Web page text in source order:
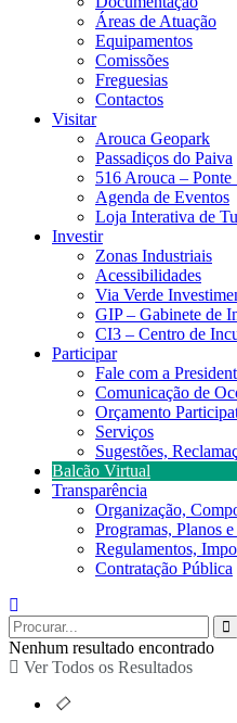
Áreas de Atuação
Equipamentos
Comissões
Freguesias
Contactos
Visitar
Arouca Geopark
Passadiços do Paiva
516 Arouca – Ponte
Agenda de Eventos
Loja Interativa de
Investir
Zonas Industriais
Acessibilidades
Via Verde
GIP – Gabinete de
CI3 – Centro de
Participar
Fale com a
Comunicação de
Orçamento
Serviços
Sugestões,
Balcão Virtual
Transparência
Organização,
Programas, Planos
Regulamentos,
Contratação Pública
Nenhum resultado encontrado
Ver Todos os Resultados